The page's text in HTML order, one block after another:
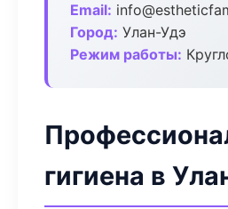
Email:
Город: Улан-Удэ
Режим работы:
гигиена в